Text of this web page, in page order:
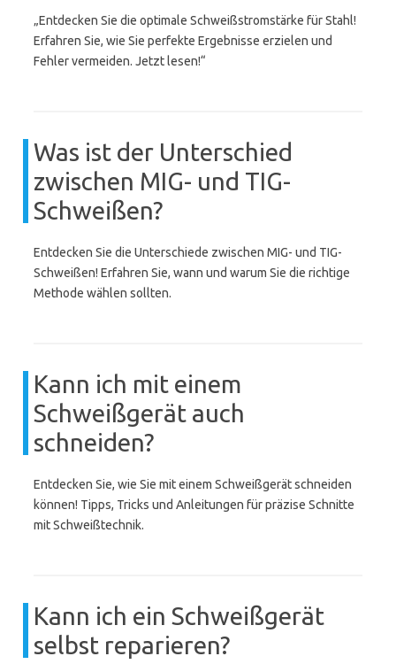
„Entdecken Sie die optimale Schweißstromstärke für Stahl!
Erfahren Sie, wie Sie perfekte Ergebnisse erzielen und
Fehler vermeiden. Jetzt lesen!“
Was ist der Unterschied
zwischen MIG- und TIG-
Schweißen?
Entdecken Sie die Unterschiede zwischen MIG- und TIG-
Schweißen! Erfahren Sie, wann und warum Sie die richtige
Methode wählen sollten.
Kann ich mit einem
Schweißgerät auch
schneiden?
Entdecken Sie, wie Sie mit einem Schweißgerät schneiden
können! Tipps, Tricks und Anleitungen für präzise Schnitte
mit Schweißtechnik.
Kann ich ein Schweißgerät
selbst reparieren?